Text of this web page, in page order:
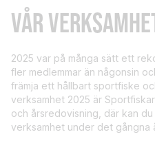
VÅR
2025 var på många sätt ett
fler medlemmar än någonsin
främja ett hållbart sportfiske
verksamhet 2025 är
och årsredovisning, där kan
verksamhet under det gångna